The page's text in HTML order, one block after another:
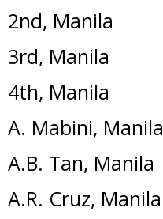
2nd, Manila
3rd, Manila
4th, Manila
A. Mabini, Manila
A.B. Tan, Manila
A.R. Cruz, Manila